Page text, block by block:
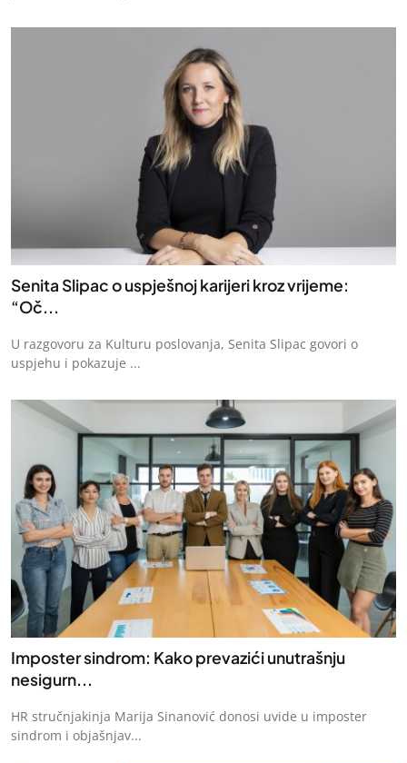
Senita Slipac o uspješnoj karijeri kroz vrijeme:
“Oč...
U razgovoru za Kulturu poslovanja, Senita Slipac govori o
uspjehu i pokazuje ...
Imposter sindrom: Kako prevazići unutrašnju
nesigurn...
HR stručnjakinja Marija Sinanović donosi uvide u imposter
sindrom i objašnjav...